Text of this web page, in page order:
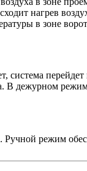
нагрев
в зоне
система
дежурном
режим